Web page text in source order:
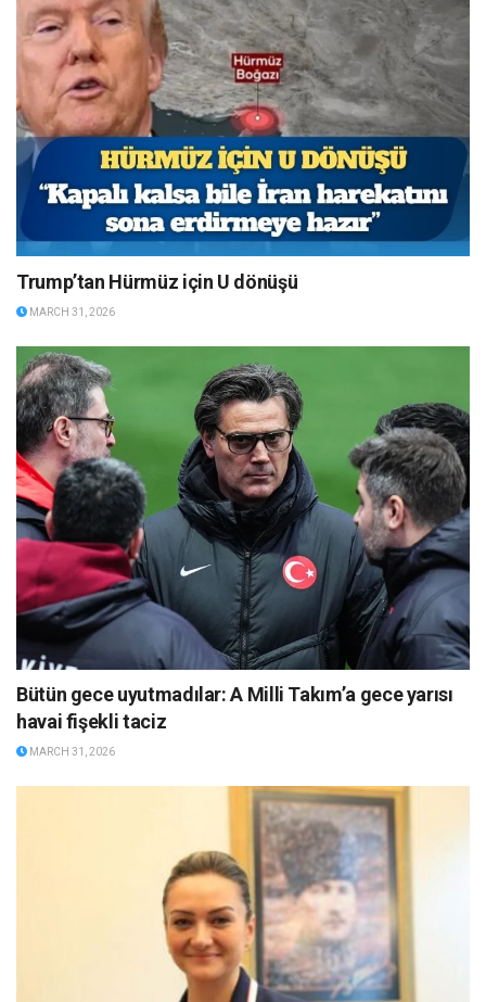
Trump’tan Hürmüz için U dönüşü
MARCH 31, 2026
Bütün gece uyutmadılar: A Milli Takım’a gece yarısı
havai fişekli taciz
MARCH 31, 2026